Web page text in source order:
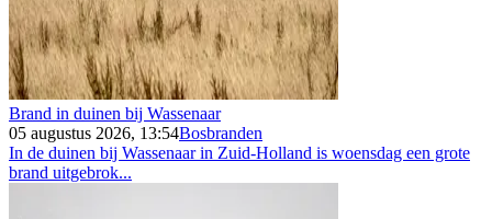
Brand in duinen bij Wassenaar
05 augustus 2026, 13:54Bosbranden
In de duinen bij Wassenaar in Zuid-Holland is woensdag een grote
brand uitgebrok...